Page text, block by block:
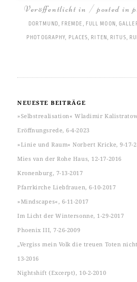
Veröffentlicht in / posted in
DORTMUND, FREMDE, FULL MOON,
PHOTOGRAPHY, PLACES, RITEN, RITUS,
NEUESTE BEITRÄGE
»Selbstrealisation« Wladimir
Eröffnungsrede, 6-4-2023
»Linie und Raum« Norbert Kricke, 9-17-
Mies van der Rohe Haus, 12-17-2016
Kronenburg, 7-13-2017
Pfarrkirche Liebfrauen, 6-10-2017
»Mindscapes«, 6-11-2017
Im Licht der Wintersonne, 1-29-2017
Phoenix III, 7-26-2009
„Vergiss mein Volk die treuen Toten
13-2016
Nightshift (Excerpt), 10-2-2010